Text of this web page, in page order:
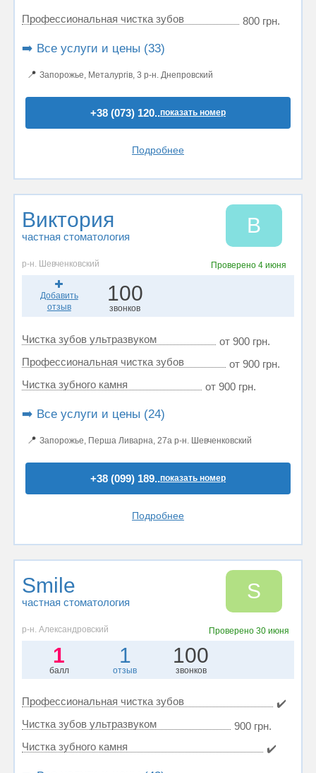
Профессиональная чистка зубов 800 грн.
➡️ Все услуги и цены (33)
📍 Запорожье, Металургів, 3 р-н. Днепровский
+38 (073) 120..показать номер
Подробнее
Виктория
частная стоматология В
р-н. Шевченковский Проверено4 июня
Добавить
отзыв
100
звонков
Чистка зубов ультразвуком
от 900 грн.
Профессиональная чистка зубов
от 900 грн.
Чистка зубного камня
от 900 грн.
➡️ Все услуги и цены (24)
📍 Запорожье, Перша Ливарна, 27а р-н. Шевченковский
+38 (099) 189..показать номер
Подробнее
Smile
частная стоматология S
р-н. Александровский Проверено 30 июня
1
балл
1
отзыв
100
звонков
Профессиональная чистка зубов
✔️
Чистка зубов ультразвуком
900 грн.
Чистка зубного камня
✔️